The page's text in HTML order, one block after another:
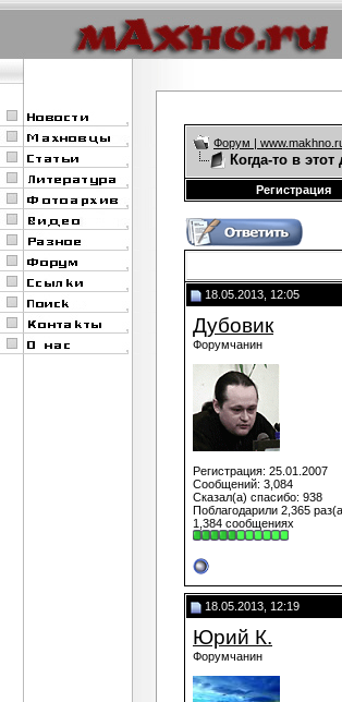
Форум |
Когда-то в этот
Регистрация
18.05.2013, 12:05
Дубовик
Форумчанин
Регистрация: 25.01.2007
Сообщений: 3,084
Сказал(а) спасибо: 938
Поблагодарили 2,365
1,384 сообщениях
18.05.2013, 12:19
Юрий К.
Форумчанин